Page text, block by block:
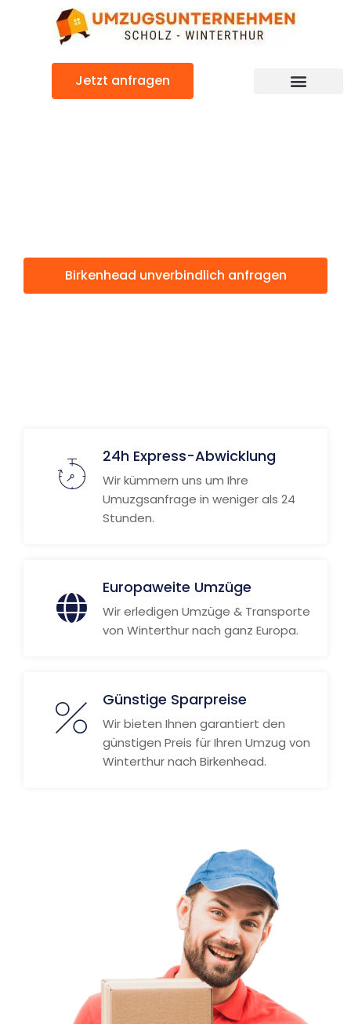
Jetzt anfragen
Birkenhead unverbindlich anfragen
24h Express-Abwicklung
Wir kümmern uns um Ihre
Umuzgsanfrage in weniger als 24
Stunden.
Europaweite Umzüge
Wir erledigen Umzüge & Transporte
von Winterthur nach ganz Europa.
Günstige Sparpreise
Wir bieten Ihnen garantiert den
günstigen Preis für Ihren Umzug von
Winterthur nach Birkenhead.